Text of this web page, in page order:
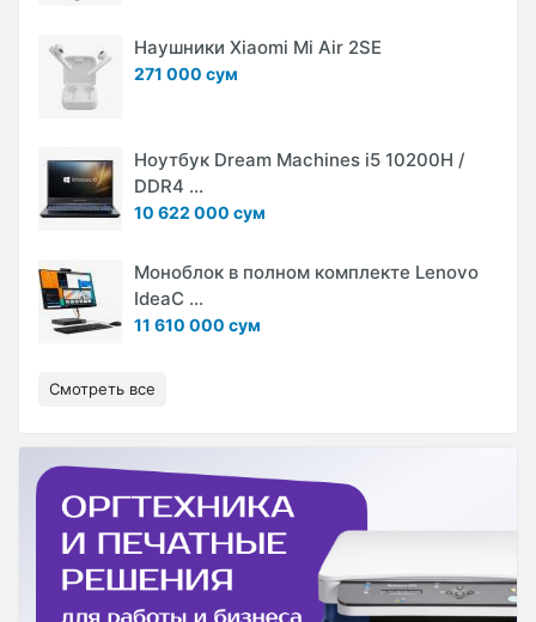
Наушники Xiaomi Mi Air 2SE
271 000 сум
Ноутбук Dream Machines i5 10200H /
DDR4 ...
10 622 000 сум
Моноблок в полном комплекте Lenovo
IdeaC ...
11 610 000 сум
Смотреть все